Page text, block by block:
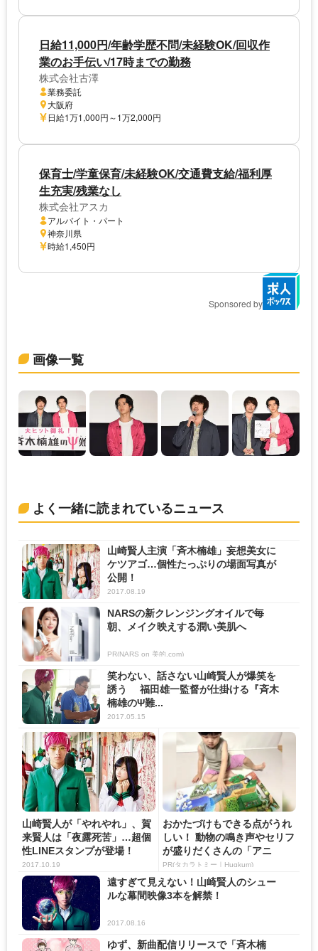
日給11,000円/年齢学歴不問/未経験OK/回収作
業のお手伝い/17時までの勤務
株式会社古澤
業務委託
大阪府
日給1万1,000円～1万2,000円
保育士/学童保育/未経験OK/交通費支給/福利厚
生充実/残業なし
株式会社アスカ
アルバイト・パート
神奈川県
時給1,450円
Sponsored by
画像一覧
よく一緒に読まれているニュース
山崎賢人主演「斉木楠雄」妄想美女に
ケツアゴ…個性たっぷりの場面写真が
公開！
2017.08.19
NARSの新クレンジングオイルで毎
朝、メイク映えする潤い美肌へ
PR(NARS on 美的.com)
笑わない、話さない山崎賢人が爆笑を
誘う 福田雄一監督が仕掛ける『斉木
楠雄のΨ難...
2017.05.15
山崎賢人が「やれやれ」、賀
来賢人は「夜露死苦」…超個
性LINEスタンプが登場！
2017.10.19
おかたづけもできる点がうれ
しい！ 動物の鳴き声やセリフ
が盛りだくさんの「アニ
ア ...
PR(タカラトミー｜Hugkum)
遠すぎて見えない！山崎賢人のシュー
ルな幕間映像3本を解禁！
2017.08.16
ゆず、新曲配信リリースで「斉木楠